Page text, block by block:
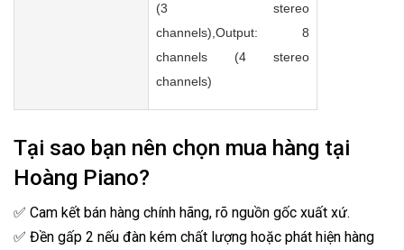
(3 stereo
channels),Output: 8
channels (4 stereo
channels)
Tại sao bạn nên chọn mua hàng tại
Hoàng Piano?
✅ Cam kết bán hàng chính hãng, rõ nguồn gốc xuất xứ.
✅ Đền gấp 2 nếu đàn kém chất lượng hoặc phát hiện hàng